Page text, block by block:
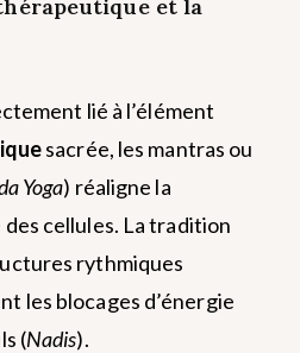
et la
lié à l’élément
sacrée, les mantras ou
Yoga) réaligne la
cellules. La tradition
rythmiques
les blocages d’énergie
(Nadis).